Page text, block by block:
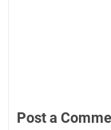
Post a